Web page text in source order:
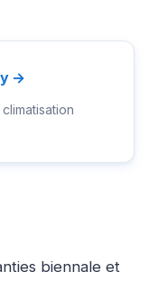
→
biennale et